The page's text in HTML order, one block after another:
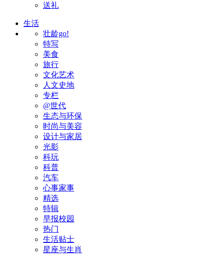
送礼
生活
壮龄go!
特写
美食
旅行
文化艺术
人文史地
专栏
@世代
生态与环保
时尚与美容
设计与家居
光影
科玩
科普
汽车
心事家事
精选
特辑
早报校园
热门
生活贴士
星座与生肖